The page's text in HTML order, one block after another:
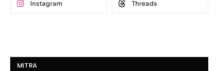
Instagram Threads
MITRA